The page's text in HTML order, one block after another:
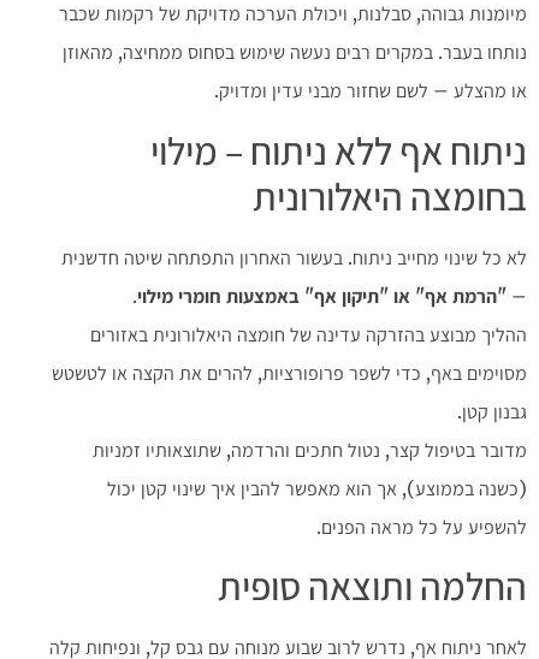
מיומנות גבוהה, סבלנות, ויכולת הערכה מדויקת של רקמות שכבר
נותחו בעבר. במקרים רבים נעשה שימוש בסחוס ממחיצה, מהאוזן
או מהצלע – לשם שחזור מבני עדין ומדויק.
ניתוח אף ללא ניתוח – מילוי
בחומצה היאלורונית
לא כל שינוי מחייב ניתוח. בעשור האחרון התפתחה שיטה חדשנית
–
"הרמת אף" או "תיקון אף" באמצעות חומרי מילוי.
ההליך מבוצע בהזרקה עדינה של חומצה היאלורונית באזורים
מסוימים באף, כדי לשפר פרופורציות, להרים את הקצה או לטשטש
גבנון קטן.
מדובר בטיפול קצר, נטול חתכים והרדמה, שתוצאותיו זמניות
(כשנה בממוצע), אך הוא מאפשר להבין איך שינוי קטן יכול
להשפיע על כל מראה הפנים.
החלמה ותוצאה סופית
לאחר ניתוח אף, נדרש לרוב שבוע מנוחה עם גבס קל, ונפיחות קלה